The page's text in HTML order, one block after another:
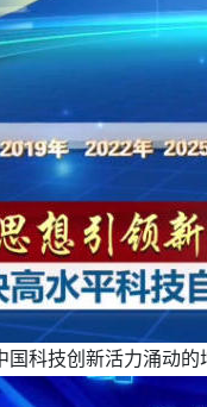
科技创新活力涌动的